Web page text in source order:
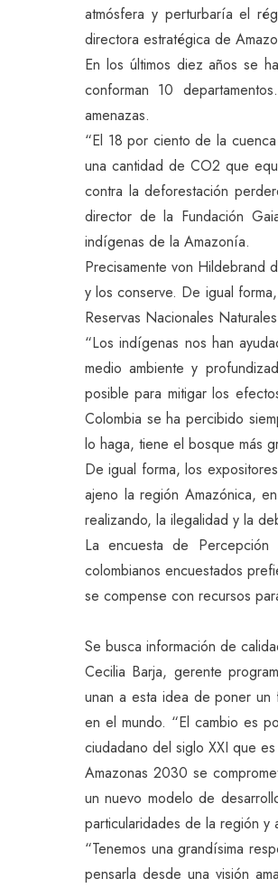
atmósfera y perturbaría el
directora estratégica de
En los últimos diez años se
conforman 10
amenazas.
“El 18 por ciento de la
una cantidad de CO2 que
contra la deforestación
director de la Fundación
indígenas de la Amazonía.
Precisamente von Hildebrand
y los conserve. De igual
Reservas Nacionales
“Los indígenas nos han
medio ambiente y
posible para mitigar los
Colombia se ha percibido
lo haga, tiene el bosque más
De igual forma, los
ajeno la región Amazónica,
realizando, la ilegalidad y la
La encuesta de
colombianos encuestados
se compense con recursos
Se busca información de
Cecilia Barja, gerente
unan a esta idea de poner
en el mundo. “El cambio es
ciudadano del siglo XXI que
Amazonas 2030 se
un nuevo modelo de
particularidades de la región y
“Tenemos una grandísima
pensarla desde una visión